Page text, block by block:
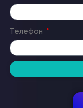
Телефон